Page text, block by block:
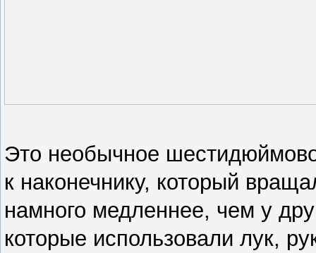
Это необычное
к наконечнику, который
намного медленнее, чем у
которые использовали лук,